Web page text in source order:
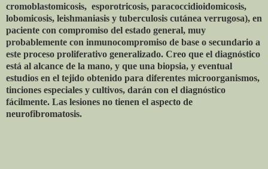
cromoblastomicosis, esporotricosis, paracoccidioidomicosis,
lobomicosis, leishmaniasis y tuberculosis cutánea verrugosa), en
paciente con compromiso del estado general, muy
probablemente con inmunocompromiso de base o secundario a
este proceso proliferativo generalizado. Creo que el diagnóstico
está al alcance de la mano, y que una biopsia, y eventual
estudios en el tejido obtenido para diferentes microorganismos,
tinciones especiales y cultivos, darán con el diagnóstico
fácilmente. Las lesiones no tienen el aspecto de
neurofibromatosis.